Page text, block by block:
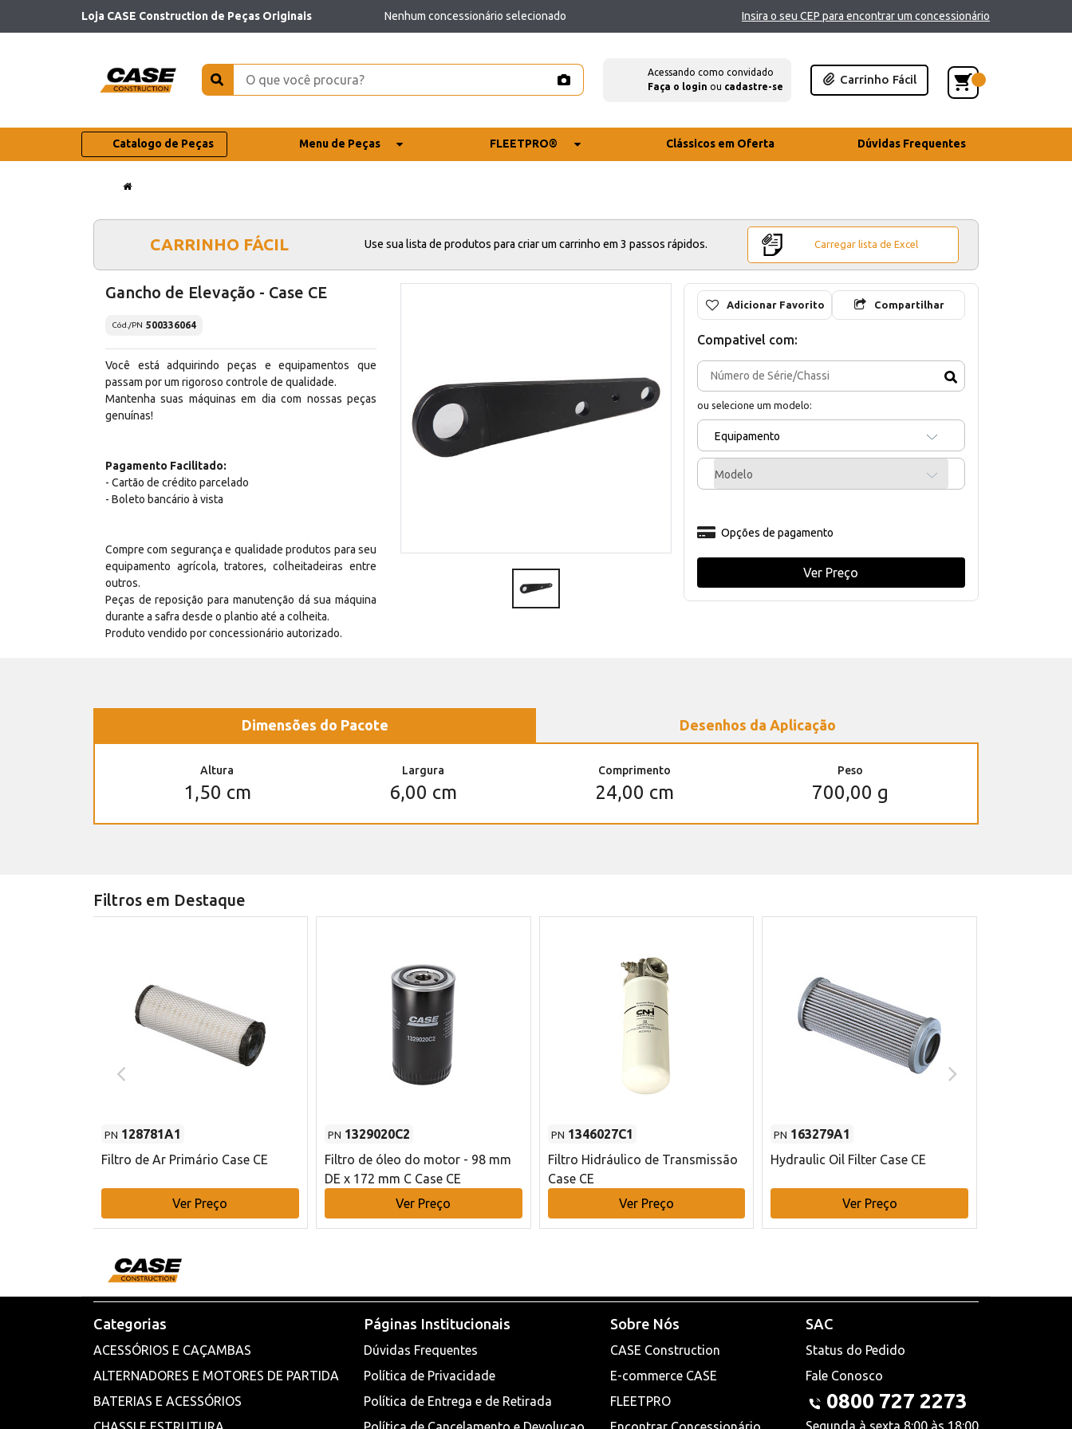
Loja CASE Construction de Peças Originais Nenhum concessionário selecionado Insira o seu CEP para encontrar um concessionário
Acessando como convidado
Faça o login ou cadastre-se
Carrinho Fácil
Catalogo de Peças Menu de Peças FLEETPRO® Clássicos em Oferta Dúvidas Frequentes
CARRINHO FÁCIL Use sua lista de produtos para criar um carrinho em 3 passos rápidos. Carregar lista de Excel
Gancho de Elevação - Case CE
Cód./PN 500336064
Você está adquirindo peças e equipamentos que
passam por um rigoroso controle de qualidade.
Mantenha suas máquinas em dia com nossas peças
genuínas!
Pagamento Facilitado:
- Cartão de crédito parcelado
- Boleto bancário à vista
Compre com segurança e qualidade produtos para seu
equipamento agrícola, tratores, colheitadeiras entre
outros.
Peças de reposição para manutenção dá sua máquina
durante a safra desde o plantio até a colheita.
Produto vendido por concessionário autorizado.
Adicionar Favorito Compartilhar
Compativel com:
ou selecione um modelo:
Equipamento
Modelo
Opções de pagamento
Ver Preço
Dimensões do Pacote Desenhos da Aplicação
Altura
1,50 cm
Largura
6,00 cm
Comprimento
24,00 cm
Peso
700,00 g
Filtros em Destaque
PN 128781A1
Filtro de Ar Primário Case CE
Ver Preço
PN 1329020C2
Filtro de óleo do motor - 98 mm
DE x 172 mm C Case CE
Ver Preço
PN 1346027C1
Filtro Hidráulico de Transmissão
Case CE
Ver Preço
PN 163279A1
Hydraulic Oil Filter Case CE
Ver Preço
Categorias
ACESSÓRIOS E CAÇAMBAS
ALTERNADORES E MOTORES DE PARTIDA
BATERIAS E ACESSÓRIOS
Páginas Institucionais
Dúvidas Frequentes
Política de Privacidade
Política de Entrega e de Retirada
Sobre Nós
CASE Construction
E-commerce CASE
FLEETPRO
SAC
Status do Pedido
Fale Conosco
0800 727 2273
Segunda à sexta 8:00 às 18:00